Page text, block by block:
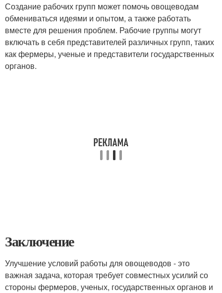
Создание рабочих групп может помочь овощеводам
обмениваться идеями и опытом, а также работать
вместе для решения проблем. Рабочие группы могут
включать в себя представителей различных групп, таких
как фермеры, ученые и представители государственных
органов.
Заключение
Улучшение условий работы для овощеводов - это
важная задача, которая требует совместных усилий со
стороны фермеров, ученых, государственных органов и